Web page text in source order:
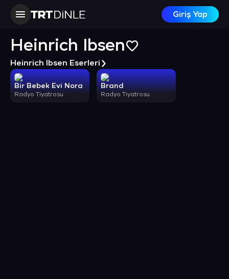
Giriş Yap
Heinrich Ibsen
Heinrich Ibsen Eserleri
Bir Bebek Evi Nora
Radyo Tiyatrosu
Brand
Radyo Tiyatrosu